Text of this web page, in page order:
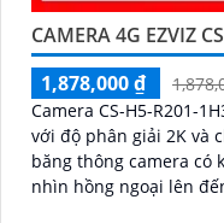
CAMERA 4G EZVIZ
1,878,000 ₫
Camera CS-H5-R201-
với độ phân giải 2K và
băng thông camera có
nhìn hồng ngoại lên